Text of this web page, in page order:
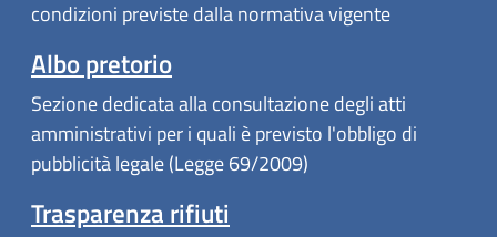
condizioni previste dalla normativa vigente
Albo pretorio
Sezione dedicata alla consultazione degli atti
amministrativi per i quali è previsto l'obbligo di
pubblicità legale (Legge 69/2009)
Trasparenza rifiuti